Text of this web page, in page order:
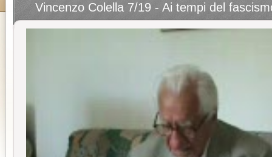
Vincenzo Colella 7/19 - Ai tempi del